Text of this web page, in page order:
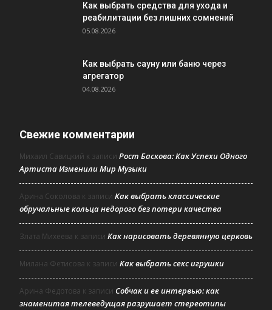
Как выбрать средства для ухода и
реабилитации без лишних сомнений
05.08.2026
Как выбрать сауну или баню через
агрегатор
04.08.2026
Свежие комментарии
Михаил Савицкий к записи Рост Баскова: Как Успехи Одного
Артиста Изменили Мир Музыки
Арина Соколова к записи Как выбрать классические
обручальные кольца недорого без потери качества
Злата Михеева к записи Как нарисовать деревянную церковь
Милана Фетисова к записи Как выбрать секс игрушки
Арина Федотова к записи Собчак и ее интервью: как
знаменитая телеведущая разрушает стереотипы